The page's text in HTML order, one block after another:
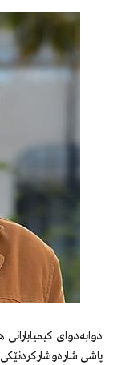
دوابه‌دوای
پاشی